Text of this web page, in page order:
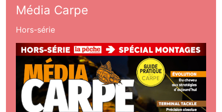
Média Carpe
Hors-série